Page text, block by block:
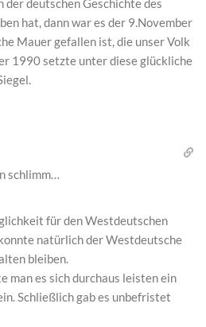
der deutschen Geschichte des
hat, dann war es der 9.November
Mauer gefallen ist, die unser Volk
1990 setzte unter diese glückliche
schlimm…
für den Westdeutschen
natürlich der Westdeutsche
bleiben.
man es sich durchaus leisten ein
Schließlich gab es unbefristet